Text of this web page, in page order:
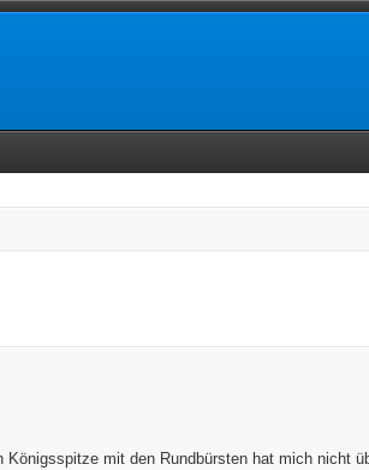
mit den Rundbürsten hat mich nicht